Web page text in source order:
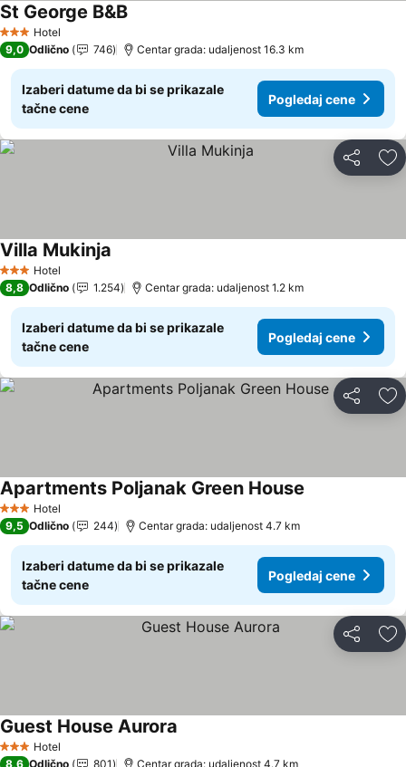
3 Zvezdice
Hotel
St George B&B
9,0 Odlično 746 Centar grada: udaljenost 16.3 km
Izaberi datume da bi se prikazale
tačne cene
Pogledaj cene
Deli
3 Zvezdice
Hotel
Villa Mukinja
8,8 Odlično 1.254 Centar grada: udaljenost 1.2 km
Izaberi datume da bi se prikazale
tačne cene
Pogledaj cene
Deli
3 Zvezdice
Hotel
Apartments Poljanak Green House
9,5 Odlično 244 Centar grada: udaljenost 4.7 km
Izaberi datume da bi se prikazale
tačne cene
Pogledaj cene
Deli
3 Zvezdice
Hotel
Guest House Aurora
8,6 Odlično 801 Centar grada: udaljenost 4.7 km